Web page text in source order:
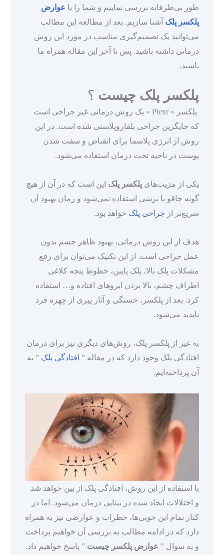
طور بی‌طرفانه بررسی نماییم و شما را با عوارض
پلکسر پلک آشنا سازیم. بعد از مطالعه این مطالب
می‌توانید یک تصمیم‌گیری مناسب در مورد این روش
درمانی داشته باشید. پس تا آخر این مقاله همراه ما
باشید.
پلکسر پلک چیست ؟
پلکسر « Plexr » یک روش درمانی غیر جراحی است
که جایگزین جراحی بلفاروپلاستی شده است. در این
روش از انرژی پلاسما برای انقباض و سفت شدن
پوست در ناحیه تحت درمان استفاده می‌شود.
یکی از مزیت‌های پلکسر پلک این است که در آن از هیچ
گونه چاقو یا برشی استفاده نمی‌شود و زمان بهبود آن
سریع‌تر از جراحی پلک خواهد بود.
هدف از این روش درمانی، بهبود ظاهر چشم بدون
عمل جراحی است. از این تکنیک می‌توان برای رفع
مشکلات پلک بالا، پلک پایین، خطوط پنجه کلاغی
اطراف چشم، بالا بردن ابرو‌های افتاده و… استفاده
کرد. بعد از پلکسر، خستگی و آثار پیری از چهره فرد
ناپدید می‌شود.
به غیر از پلکسر پلک، روش‌های دیگری نیز برای درمان
افتادگی پلک وجود دارد که در مقاله ” افتادگی پلک ” به
آن پرداخته‌ایم.
با استفاده از این روش، افتادگی پلک از بین خواهد شد
و اختلالات ایجاد شده در بینایی درمان می‌شود. اما در
کنار تمام این خوبی‌ها، خطرات و عوارضی نیز به همراه
دارد که در ادامه مطالب به بررسی آن خواهیم پرداخت
و به سوال ” عوارض پلکسر چیست ” پاسخ خواهیم داد.